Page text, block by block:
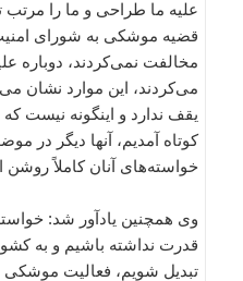
علیه ما طراحی و ما را مرتب
قضیه موشکی به شورای
مخالفت نمی‌کردند، دوباره
می‌کردند، این موارد نشان
یقف ندارد و اینگونه نیست
کوتاه آمدیم، آنها دیگر در
خواسته‌های آنان کاملاً
وی همچنین یادآور شد:
قدرت نداشته باشیم و به
تبدیل شویم، فعالیت